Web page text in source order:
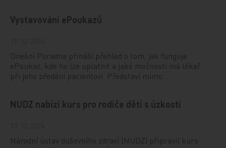
Vystavování ePoukazů
Dnešní Poradna přináší přehled o tom, jak funguje
ePoukaz, kde ho lze uplatnit a jaké možnosti má lékař
při jeho předání pacientovi. Představí mimo…
NUDZ nabízí kurs pro rodiče dětí s úzkostí
Národní ústav duševního zdraví (NUDZ) připravil kurs